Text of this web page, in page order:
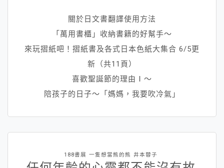
關於日文書翻譯使用方法
「萬用書櫃」收納書籍的好幫手～
來玩摺紙吧！摺紙書及各式日本色紙大集合 6/5更
新（共11頁）
喜歡聖誕節的理由Ⅰ～
陪孩子的日子～「媽媽，我要吹冷氣」
188書展 一隻想當熊的熊 井本蓉子